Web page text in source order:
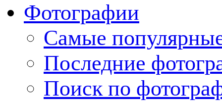
Фотографии
Cамые
Последние
Поиск по